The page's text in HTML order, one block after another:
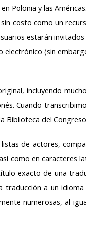
Polonia y las
costo como un
estarán
(sin
incluyendo
Cuando
Biblioteca del
de actores,
como en caracteres
exacto de una
a un
numerosas, al